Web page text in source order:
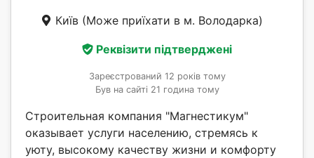
Київ (Може приїхати в м. Володарка)
Реквізити підтверджені
Зареєстрований 12 років тому
Був на сайті 21 година тому
Строительная компания "Магнестикум"
оказывает услуги населению, стремясь к
уюту, высокому качеству жизни и комфорту